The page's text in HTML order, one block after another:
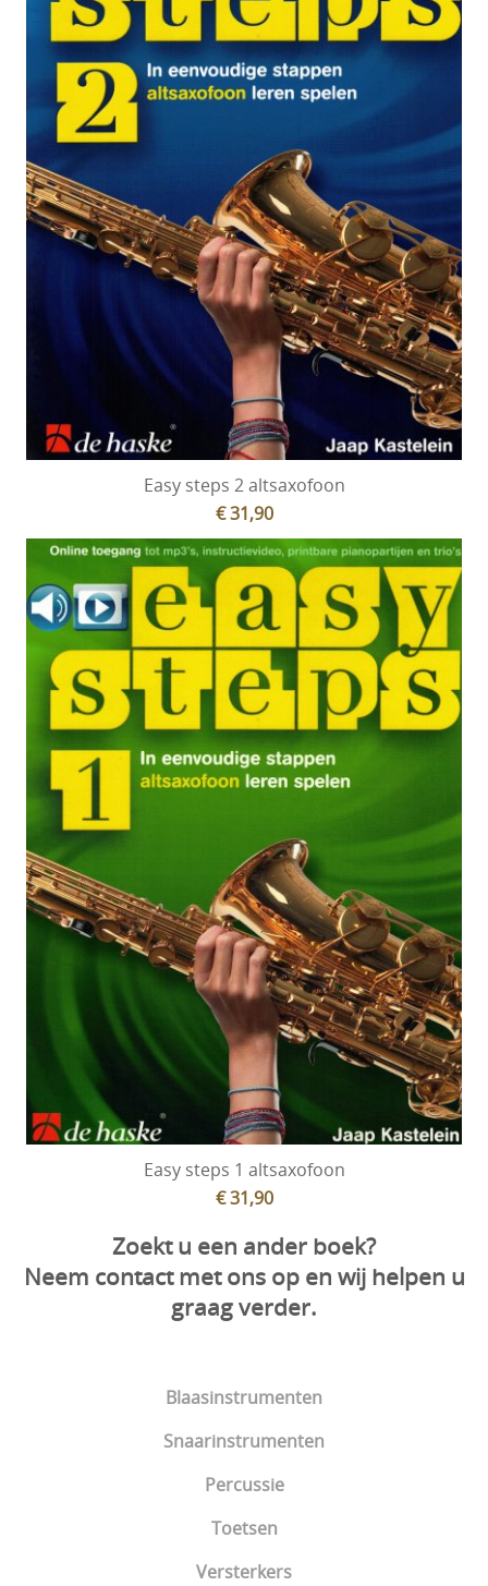
Blaasinstrumenten
Snaarinstrumenten
Percussie
Toetsen
Versterkers
Easy steps 2 altsaxofoon
€ 31,90
Easy steps 1 altsaxofoon
€ 31,90
Zoekt u een ander boek?
Neem contact met ons op en wij helpen u
graag verder.